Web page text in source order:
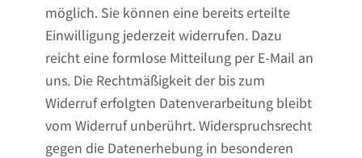
möglich. Sie können eine bereits erteilte
Einwilligung jederzeit widerrufen. Dazu
reicht eine formlose Mitteilung per E-Mail an
uns. Die Rechtmäßigkeit der bis zum
Widerruf erfolgten Datenverarbeitung bleibt
vom Widerruf unberührt. Widerspruchsrecht
gegen die Datenerhebung in besonderen